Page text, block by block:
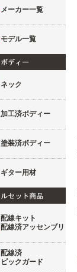
メーカー一覧
モデル一覧
ネック
加工済ボディー
塗装済ボディー
ギター用材
配線キット
配線済アッセンブリ
配線済
ピックガード